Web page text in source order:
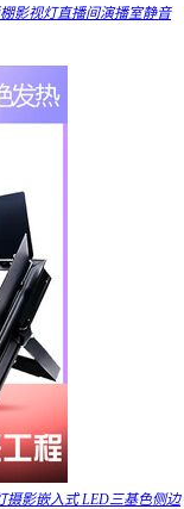
影视灯直播间演播室静音
摄影嵌入式 LED三基色侧边